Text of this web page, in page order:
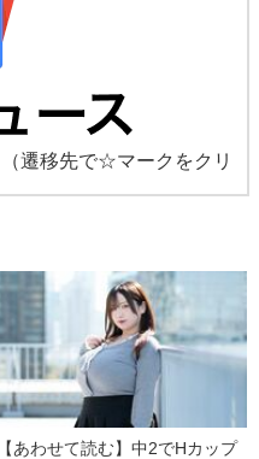
（遷移先で☆マークをクリ
【あわせて読む】中2でHカップ